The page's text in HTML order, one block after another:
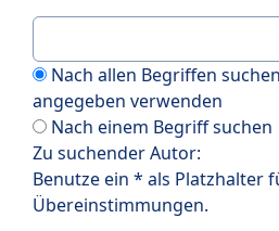
Nach allen Begriffen
angegeben verwenden
Nach einem Begriff suchen
Zu suchender Autor:
Benutze ein * als Platzhalter
Übereinstimmungen.